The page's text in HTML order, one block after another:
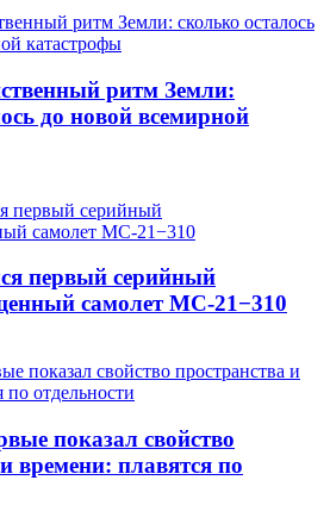
ритм Земли:
до новой всемирной
первый серийный
самолет МС-21−310
показал свойство
времени: плавятся по